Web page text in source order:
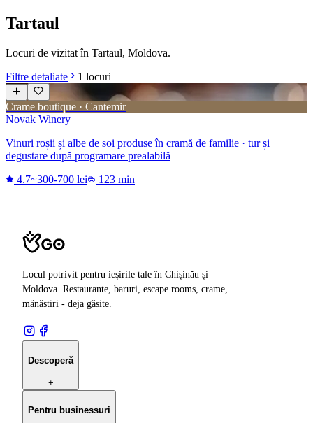
Tartaul
Locuri de vizitat în Tartaul, Moldova.
Filtre detaliate
1 locuri
Crame boutique · Cantemir
Novak Winery
Vinuri roșii și albe de soi produse în cramă de familie · tur și
degustare după programare prealabilă
4.7~300-700 lei 123 min
Locul potrivit pentru ieșirile tale în Chișinău și
Moldova. Restaurante, baruri, escape rooms, crame,
mănăstiri - deja găsite.
Descoperă
+
Pentru businessuri